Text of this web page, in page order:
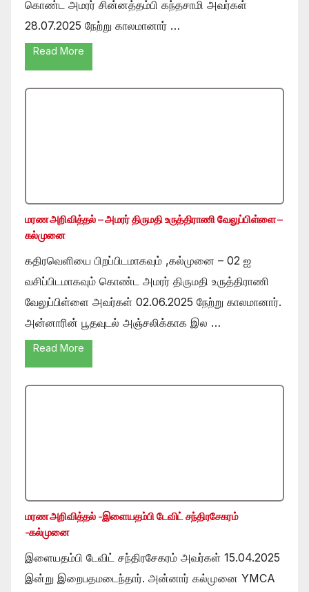
கொண்ட அமரர் சின்னத்தம்பி கந்தசாமி அவர்கள்
28.07.2025 நேற்று காலமானார் …
Read More
மரண அறிவித்தல் – அமரர் திருமதி உருத்திராணி வேலுப்பிள்ளை –
கல்முனை
கதிரவெளியை பிறப்பிடமாகவும் ,கல்முனை – 02 ஐ
வசிப்பிடமாகவும் கொண்ட அமரர் திருமதி உருத்திராணி
வேலுப்பிள்ளை அவர்கள் 02.06.2025 நேற்று காலமானார்.
அன்னாரின் பூதவுடல் அஞ்சலிக்காக இல …
Read More
மரண அறிவித்தல் -இளையதம்பி டேவிட் சந்திரசேகரம்
-கல்முனை
இளையதம்பி டேவிட் சந்திரசேகரம் அவர்கள் 15.04.2025
இன்று இறைபதமடைந்தார். அன்னார் கல்முனை YMCA